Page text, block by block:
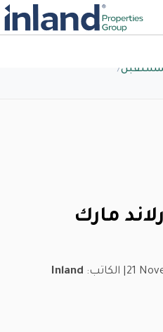
/
مارك
21 | الكاتب: Inland